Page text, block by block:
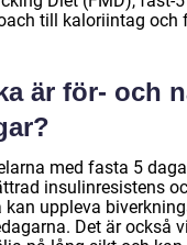
till kaloriintag och
är för- och
med fasta 5
insulinresistens
kan uppleva
Det är också